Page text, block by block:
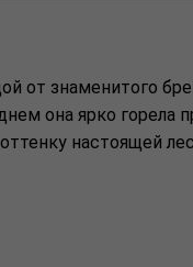
от знаменитого
она ярко горела
настоящей